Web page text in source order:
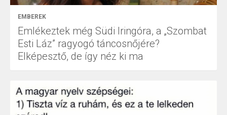
EMBEREK
Emlékeztek még Südi Iringóra, a „Szombat
Esti Láz” ragyogó táncosnőjére?
Elképesztő, de így néz ki ma